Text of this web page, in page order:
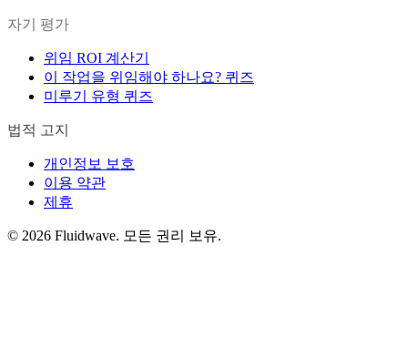
자기 평가
위임 ROI 계산기
이 작업을 위임해야 하나요? 퀴즈
미루기 유형 퀴즈
법적 고지
개인정보 보호
이용 약관
제휴
© 2026 Fluidwave. 모든 권리 보유.